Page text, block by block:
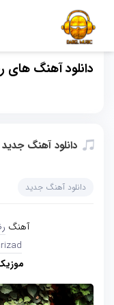
دانلود آهنگ های
دانلود آهنگ
دانلود آهنگ جدید
آهنگ